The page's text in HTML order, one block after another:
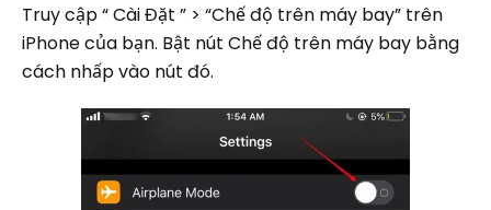
Truy cập “ Cài Đặt ” > “Chế độ trên máy bay” trên
iPhone của bạn. Bật nút Chế độ trên máy bay bằng
cách nhấp vào nút đó.